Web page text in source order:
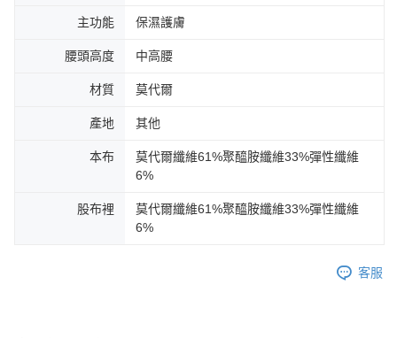
主功能 保濕護膚
腰頭高度 中高腰
材質 莫代爾
產地 其他
本布
莫代爾纖維61%聚醯胺纖維33%彈性纖維
6%
股布裡
莫代爾纖維61%聚醯胺纖維33%彈性纖維
6%
客服